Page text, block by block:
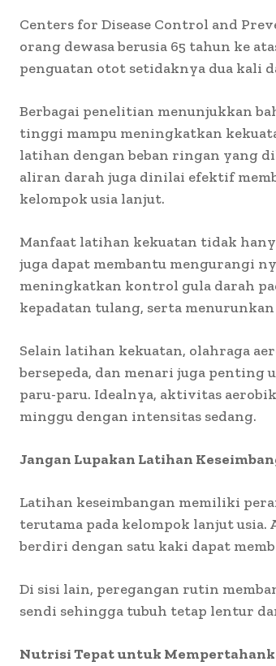
Centers for Disease Control and
orang dewasa berusia 65 tahun ke
penguatan otot setidaknya dua kali
Berbagai penelitian menunjukkan
tinggi mampu meningkatkan
latihan dengan beban ringan yang
aliran darah juga dinilai efektif
kelompok usia lanjut.
Manfaat latihan kekuatan tidak
juga dapat membantu mengurangi
meningkatkan kontrol gula darah
kepadatan tulang, serta
Selain latihan kekuatan, olahraga
bersepeda, dan menari juga penting
paru-paru. Idealnya, aktivitas
minggu dengan intensitas sedang.
Jangan Lupakan Latihan
Latihan keseimbangan memiliki
terutama pada kelompok lanjut
berdiri dengan satu kaki dapat
Di sisi lain, peregangan rutin
sendi sehingga tubuh tetap lentur
Nutrisi Tepat untuk